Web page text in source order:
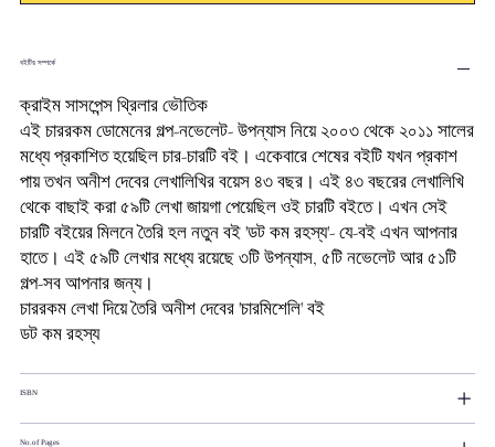
বইটির সম্পর্কে
ক্রাইম সাসপেন্স থ্রিলার ভৌতিক
এই চাররকম ডোমেনের গল্প-নভেলেট- উপন্যাস নিয়ে ২০০৩ থেকে ২০১১ সালের
মধ্যে প্রকাশিত হয়েছিল চার-চারটি বই। একেবারে শেষের বইটি যখন প্রকাশ
পায় তখন অনীশ দেবের লেখালিখির বয়েস ৪৩ বছর। এই ৪৩ বছরের লেখালিখি
থেকে বাছাই করা ৫৯টি লেখা জায়গা পেয়েছিল ওই চারটি বইতে। এখন সেই
চারটি বইয়ের মিলনে তৈরি হল নতুন বই 'ডট কম রহস্য'- যে-বই এখন আপনার
হাতে। এই ৫৯টি লেখার মধ্যে রয়েছে ৩টি উপন্যাস, ৫টি নভেলেট আর ৫১টি
গল্প-সব আপনার জন্য।
চাররকম লেখা দিয়ে তৈরি অনীশ দেবের 'চারমিশেলি' বই
ডট কম রহস্য
ISBN
No.of Pages